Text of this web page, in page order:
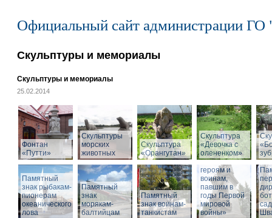
Официальный сайт администрации ГО
Скульптуры и мемориалы
Скульптуры и мемориалы
25.02.2014
Фонтан
«Путти»
Скульптуры
морских
животных
Скульптура
«Орангутан»
Скульптура
«Девочка с
олененком»
Памятный
знак рыбакам-
пионерам
океанического
лова
Памятный
знак
морякам-
балтийцам
Памятный
знак воинам-
танкистам
Памятник
«Российским
героям и
воинам,
павшим в
годы Первой
мировой
войны»